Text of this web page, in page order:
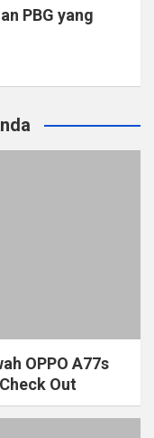
PBG yang
OPPO A77s
Out